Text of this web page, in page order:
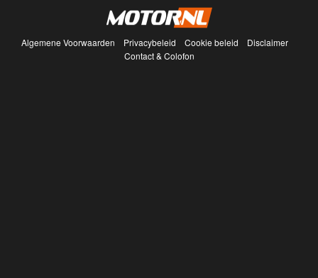
Algemene Voorwaarden Privacybeleid Cookie beleid
Disclaimer
Contact & Colofon